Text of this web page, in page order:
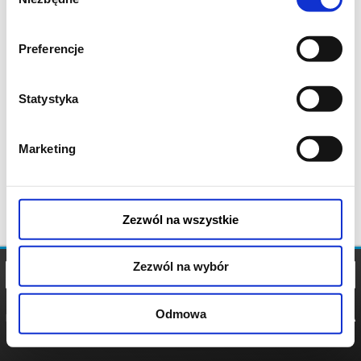
Preferencje
Statystyka
Marketing
Zezwól na wszystkie
Zezwól na wybór
Odmowa
POLITYKA
POLITYKA